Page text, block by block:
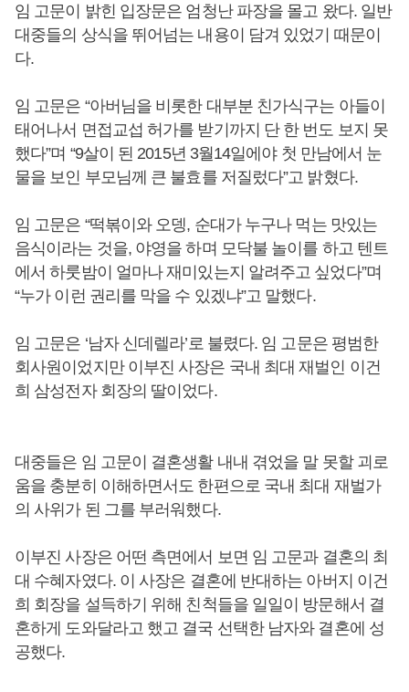
임 고문이 밝힌 입장문은 엄청난 파장을 몰고 왔다. 일반
대중들의 상식을 뛰어넘는 내용이 담겨 있었기 때문이
다.
임 고문은 “아버님을 비롯한 대부분 친가식구는 아들이
태어나서 면접교섭 허가를 받기까지 단 한 번도 보지 못
했다”며 “9살이 된 2015년 3월14일에야 첫 만남에서 눈
물을 보인 부모님께 큰 불효를 저질렀다”고 밝혔다.
임 고문은 “떡볶이와 오뎅, 순대가 누구나 먹는 맛있는
음식이라는 것을, 야영을 하며 모닥불 놀이를 하고 텐트
에서 하룻밤이 얼마나 재미있는지 알려주고 싶었다”며
“누가 이런 권리를 막을 수 있겠냐”고 말했다.
임 고문은 ‘남자 신데렐라’로 불렸다. 임 고문은 평범한
회사원이었지만 이부진 사장은 국내 최대 재벌인 이건
희 삼성전자 회장의 딸이었다.
대중들은 임 고문이 결혼생활 내내 겪었을 말 못할 괴로
움을 충분히 이해하면서도 한편으로 국내 최대 재벌가
의 사위가 된 그를 부러워했다.
이부진 사장은 어떤 측면에서 보면 임 고문과 결혼의 최
대 수혜자였다. 이 사장은 결혼에 반대하는 아버지 이건
희 회장을 설득하기 위해 친척들을 일일이 방문해서 결
혼하게 도와달라고 했고 결국 선택한 남자와 결혼에 성
공했다.